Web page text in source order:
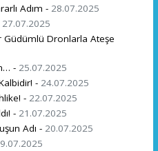
Adım - 28.07.2025
27.07.2025
Güdümlü Dronlarla Ateşe
- 25.07.2025
- 24.07.2025
- 22.07.2025
- 21.07.2025
Adı - 20.07.2025